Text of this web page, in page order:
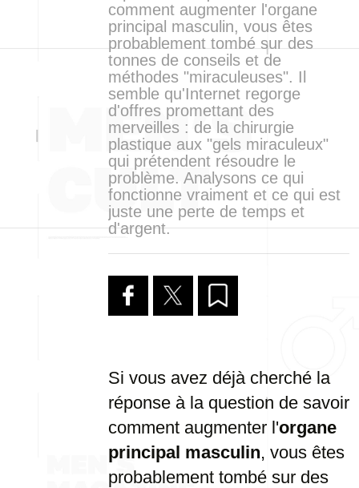
comment augmenter l'organe
principal masculin, vous êtes
probablement tombé sur des
tonnes de conseils et de
méthodes "miraculeuses". Il
semble qu'Internet regorge
d'offres promettant des
merveilles : de la chirurgie
plastique aux "gels miraculeux"
qui prétendent résoudre le
problème. Analysons ce qui
fonctionne vraiment et ce qui est
juste une perte de temps et
d'argent.
Si vous avez déjà cherché la
réponse à la question de savoir
comment augmenter l'organe
principal masculin, vous êtes
probablement tombé sur des